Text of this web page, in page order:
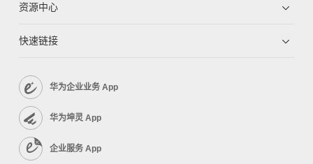
资源中心
快速链接
华为企业业务 App
华为坤灵 App
企业服务 App